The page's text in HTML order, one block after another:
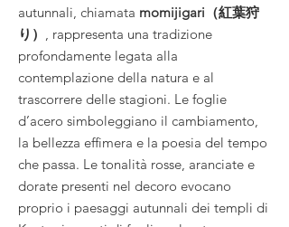
autunnali, chiamata momijigari（紅葉狩
り） , rappresenta una tradizione
profondamente legata alla
contemplazione della natura e al
trascorrere delle stagioni. Le foglie
d’acero simboleggiano il cambiamento,
la bellezza effimera e la poesia del tempo
che passa. Le tonalità rosse, aranciate e
dorate presenti nel decoro evocano
proprio i paesaggi autunnali dei templi di